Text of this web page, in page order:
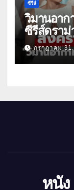
ซีรีส์
วิมานอา
ซีรีส์ดราม่
กรกฎาคม
หนัง